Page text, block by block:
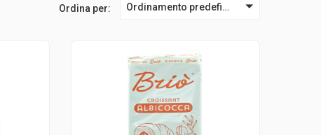
Ordina per: Ordinamento predefinito